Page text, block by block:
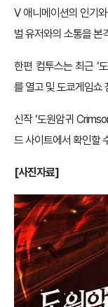
V 애니메이션의 인기
벌 유저와의 소통을 본
한편 컴투스는 최근 ‘
를 열고 및 도쿄게임쇼
신작 ‘도원암귀
드 사이트에서 확인할
[사진자료]